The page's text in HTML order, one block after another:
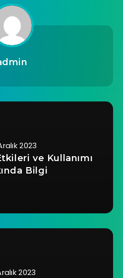
2023
ve Kullanımı
Bilgi
2023